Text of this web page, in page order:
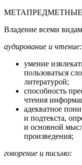
МЕТАПРЕДМЕТНЫЕ
Владение всеми
аудирование и чтение:
умение
пользоваться
литературой;
способность
чтения
адекватное
и подтекста,
и основной
произведения;
говорение и письмо: